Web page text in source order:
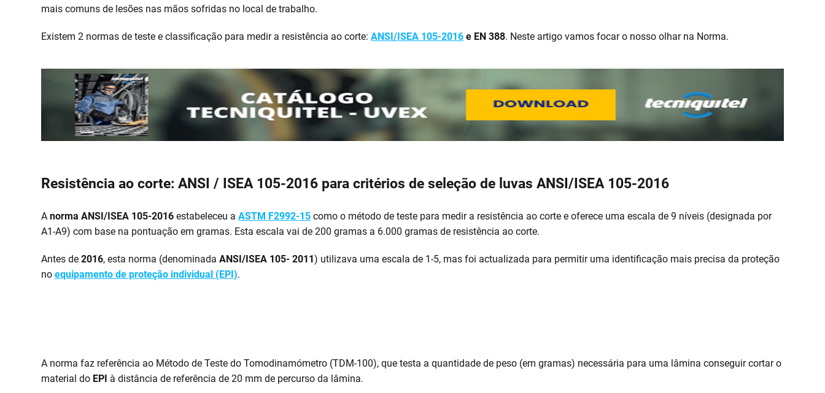
mais comuns de lesões nas mãos sofridas no local de trabalho.
Existem 2 normas de teste e classificação para medir a resistência ao corte:ANSI/ISEA 105-2016 e EN 388. Neste artigo vamos focar o nosso olhar na Norma.
Resistência ao corte: ANSI / ISEA 105-2016 para critérios de seleção de luvas ANSI/ISEA 105-2016
Anorma ANSI/ISEA 105-2016 estabeleceu aASTM F2992-15 como o método de teste para medir a resistência ao corte e oferece uma escala de 9 níveis (designada por
A1-A9) com base na pontuação em gramas. Esta escala vai de 200 gramas a 6.000 gramas de resistência ao corte.
Antes de2016, esta norma (denominadaANSI/ISEA 105- 2011) utilizava uma escala de 1-5, mas foi actualizada para permitir uma identificação mais precisa da proteção
noequipamento de proteção individual (EPI).
A norma faz referência ao Método de Teste do Tomodinamómetro (TDM-100), que testa a quantidade de peso (em gramas) necessária para uma lâmina conseguir cortar o
material do EPI à distância de referência de 20 mm de percurso da lâmina.